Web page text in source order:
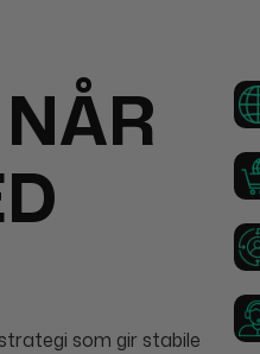
som gir stabile